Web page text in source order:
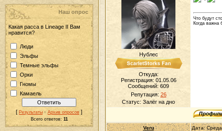
Наш опрос
Какая расса в Lineage II Вам
нравится?
Люди
Эльфы
Темные эльфы
Орки
Гномы
Камаель
[ Результаты · Архив опросов ]
Всего ответов: 11
Нублес
Откуда:
Регистрация: 01.05.06
Сообщений: 609
Репутация: 26
Статус: Залёг на дно
Что будут
Когда важна
Veru Дата: